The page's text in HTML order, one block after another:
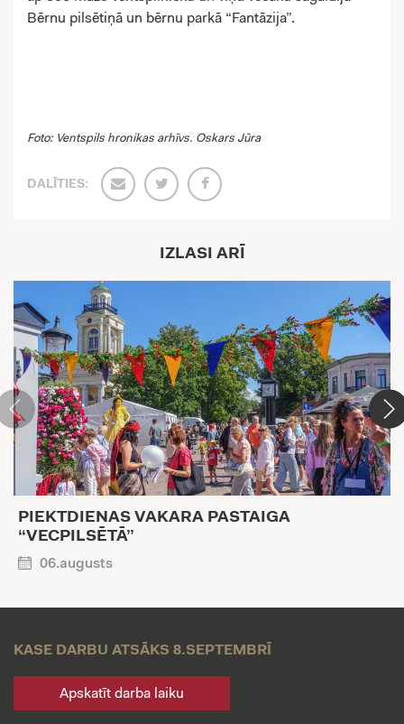
Bērnu pilsētiņā un bērnu parkā “Fantāzija”.
Foto: Ventspils hronikas arhīvs. Oskars Jūra
DALĪTIES:
IZLASI ARĪ
PIEKTDIENAS VAKARA PASTAIGA
“VECPILSĒTĀ”
06.augusts
KASE DARBU ATSĀKS 8.SEPTEMBRĪ
Apskatīt darba laiku